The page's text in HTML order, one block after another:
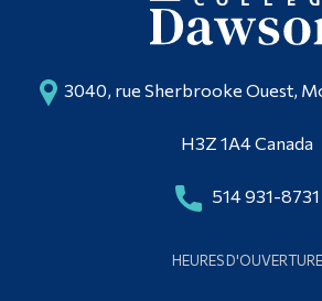
3040, rue Sherbrooke Ouest,
H3Z 1A4 Canada
514 931-8731
HEURES D'OUVERTURE